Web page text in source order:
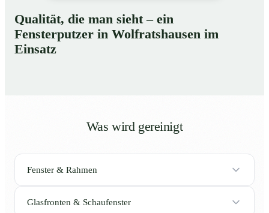
Qualität, die man sieht – ein
Fensterputzer in Wolfratshausen im
Einsatz
Was wird gereinigt
Fenster & Rahmen
Glasfronten & Schaufenster